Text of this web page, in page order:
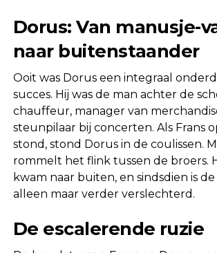
Dorus: Van manusje-
naar buitenstaander
Ooit was Dorus een integraal
succes. Hij was de man achter de
chauffeur, manager van
steunpilaar bij concerten. Als Frans
stond, stond Dorus in de coulissen.
rommelt het flink tussen de broers.
kwam naar buiten, en sindsdien is
alleen maar verder verslechterd.
De escalerende ruzie